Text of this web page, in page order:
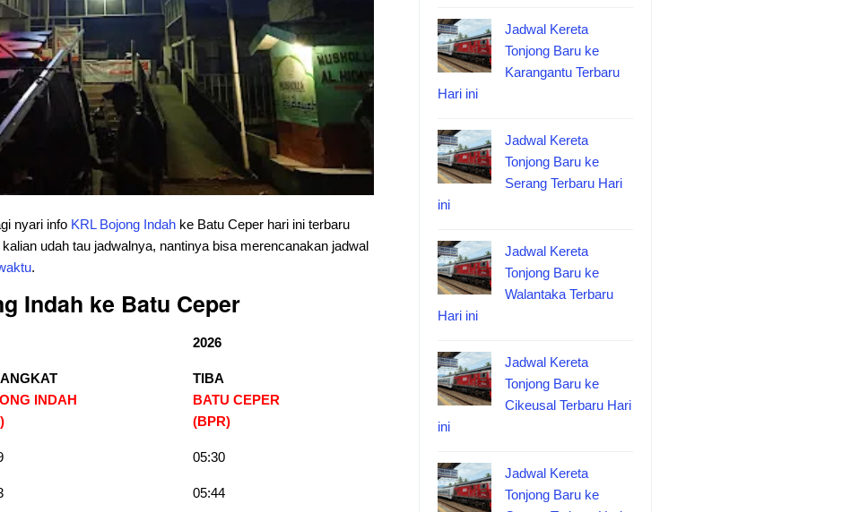
nyari info KRL Bojong Indah ke Batu Ceper hari ini terbaru
udah tau jadwalnya, nantinya bisa merencanakan jadwal
.
Indah ke Batu Ceper
2026
INDAH
TIBA
BATU CEPER
(BPR)
05:30
05:44
Jadwal Kereta
Tonjong Baru ke
Karangantu Terbaru
Hari ini
Jadwal Kereta
Tonjong Baru ke
Serang Terbaru Hari
ini
Jadwal Kereta
Tonjong Baru ke
Walantaka Terbaru
Hari ini
Jadwal Kereta
Tonjong Baru ke
Cikeusal Terbaru Hari
ini
Jadwal Kereta
Tonjong Baru ke